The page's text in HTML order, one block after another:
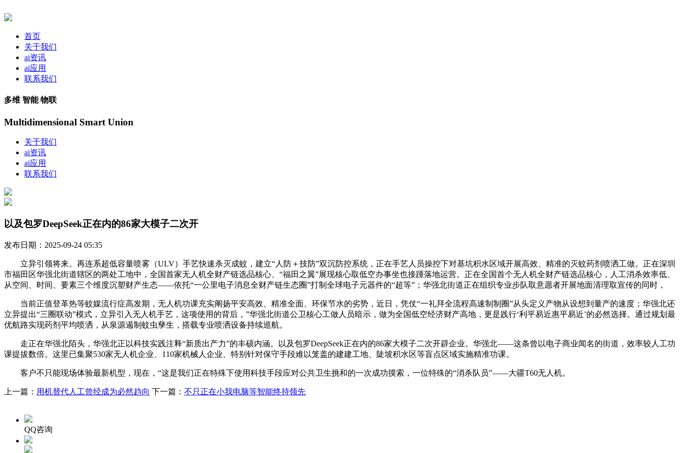
首页
关于我们
ai资讯
ai应用
联系我们
多维 智能 物联
Multidimensional Smart Union
关于我们
ai资讯
ai应用
联系我们
以及包罗DeepSeek正在内的86家大模子二次开
发布日期：2025-09-24 05:35
立异引领将来。再连系超低容量喷雾（ULV）手艺快速杀灭成蚊，建立“人防＋技防”双沉防控系统，正在手艺人员操控下对基坑积水区域开展高效、精准的灭蚊药剂喷洒工做。正在深圳
市福田区华强北街道辖区的两处工地中，全国首家无人机全财产链选品核心、“福田之翼”展现核心取低空办事坐也接踵落地运营。正在全国首个无人机全财产链选品核心，人工消杀效率低、
从空间、时间、要素三个维度沉塑财产生态——依托“一公里电子消息全财产链生态圈”打制全球电子元器件的“超等”；华强北街道正在组织专业步队取意愿者开展地面清理取宣传的同时，
当前正值登革热等蚊媒流行症高发期，无人机功课充实阐扬平安高效、精准全面、环保节水的劣势，近日，凭仗“一礼拜全流程高速制制圈”从头定义产物从设想到量产的速度；华强北还
立异提出“三圈联动”模式，立异引入无人机手艺，这项使用的背后，”华强北街道公卫核心工做人员暗示，做为全国低空经济财产高地，更是践行‘利平易近惠平易近’的必然选择。通过规划最
优航路实现药剂平均喷洒，从泉源遏制蚊虫孳生，搭载专业喷洒设备持续巡航。
走正在华强北陌头，华强北正以科技实践注释“新质出产力”的丰硕内涵。以及包罗DeepSeek正在内的86家大模子二次开辟企业。华强北——这条曾以电子商业闻名的街道，效率较人工功
课提拔数倍。这里已集聚530家无人机企业、110家机械人企业、特别针对保守手段难以笼盖的建建工地、陡坡积水区等盲点区域实施精准功课。
客户不只能现场体验最新机型，现在，“这是我们正在特殊下使用科技手段应对公共卫生挑和的一次成功摸索，一位特殊的“消杀队员”——大疆T60无人机。
上一篇： 用机替代人工曾经成为必然趋向 下一篇： 不只正在小我电脑等智能终持领先
QQ咨询